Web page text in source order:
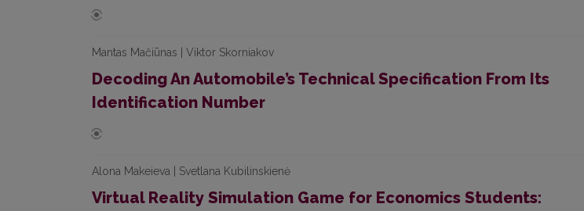
Mantas Mačiūnas | Viktor Skorniakov
Decoding An Automobile’s Technical Specification From Its
Identification Number
Alona Makeieva | Svetlana Kubilinskienė
Virtual Reality Simulation Game for Economics Students: